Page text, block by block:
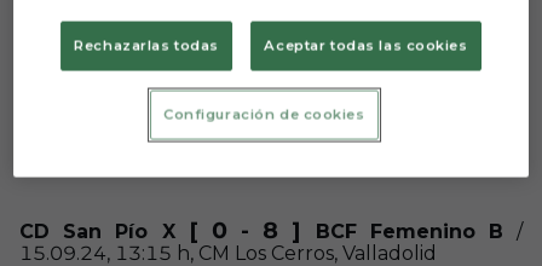
Aún no hay reacciones. ¡Sé el primero!
Real Racing Club de Santander
/ 15.09.24, 12:15 h, IM Nando Yosu,
CD San Pío X [ 0 - 8 ] BCF Femenino B/
15.09.24, 13:15 h, CM Los Cerros, Valladolid
Rechazarlas todas Aceptar todas las cookies
Configuración de cookies